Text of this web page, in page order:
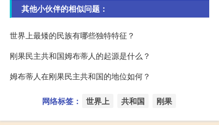
其他小伙伴的相似问题：
世界上最矮的民族有哪些独特特征？
刚果民主共和国姆布蒂人的起源是什么？
姆布蒂人在刚果民主共和国的地位如何？
网络标签： 世界上 共和国 刚果